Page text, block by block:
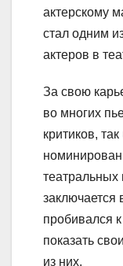
актерскому
стал одним
актеров в
За свою
во многих
критиков,
театральных
заключается
пробивался
показать
из них.